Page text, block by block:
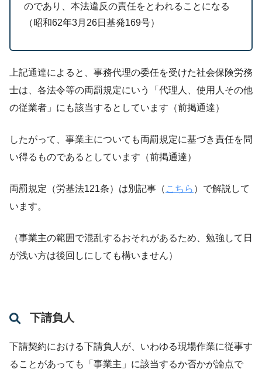
のであり、本法違反の責任をとわれることになる
（昭和62年3月26日基発169号）
上記通達によると、事務代理の委任を受けた社会保険労務
士は、各法令等の両罰規定にいう「代理人、使用人その他
の従業者」にも該当するとしています（前掲通達）
したがって、事業主についても両罰規定に基づき責任を問
い得るものであるとしています（前掲通達）
両罰規定（労基法121条）は別記事（ こちら ）で解説して
います。
（事業主の範囲で混乱するおそれがあるため、勉強して日
が浅い方は後回しにしても構いません）
下請負人
下請契約における下請負人が、いわゆる現場作業に従事す
ることがあっても「事業主」に該当するか否かが論点で